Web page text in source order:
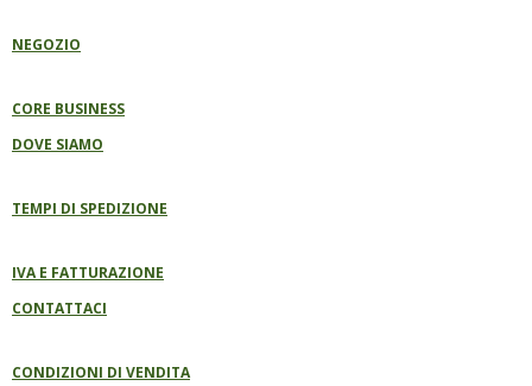
O
K
NEGOZIO
CORE BUSINESS
DOVE SIAMO
TEMPI DI SPEDIZIONE
IVA E FATTURAZIONE
CONTATTACI
CONDIZIONI DI VENDITA